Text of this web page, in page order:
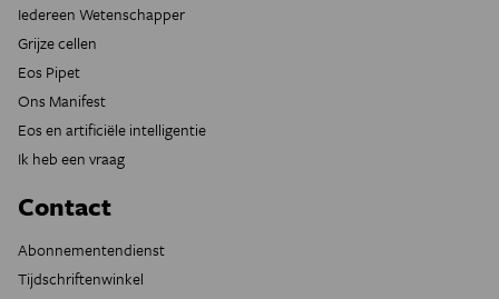
Iedereen Wetenschapper
Grijze cellen
Eos Pipet
Ons Manifest
Eos en artificiële intelligentie
Ik heb een vraag
Contact
Abonnementendienst
Tijdschriftenwinkel